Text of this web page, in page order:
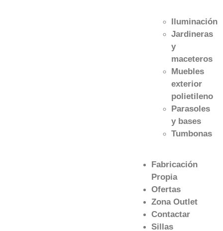
Iluminación
Jardineras
y
maceteros
Muebles
exterior
polietileno
Parasoles
y bases
Tumbonas
Fabricación
Propia
Ofertas
Zona Outlet
Contactar
Sillas